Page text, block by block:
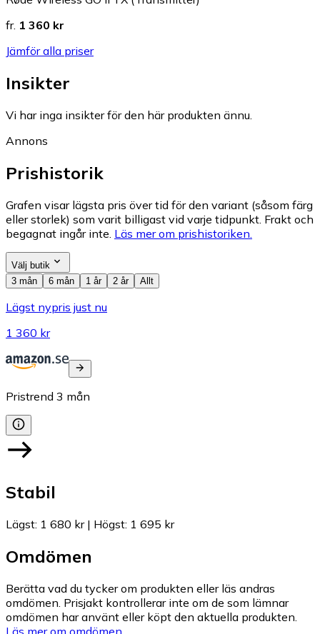
fr. 1 360 kr
Jämför alla priser
Insikter
Vi har inga insikter för den här produkten ännu.
Annons
Prishistorik
Grafen visar lägsta pris över tid för den variant (såsom färg
eller storlek) som varit billigast vid varje tidpunkt. Frakt och
begagnat ingår inte. Läs mer om prishistoriken.
Välj butik
3 mån
6 mån 1 år 2 år Allt
Lägst nypris just nu
1 360 kr
Pristrend 3 mån
Stabil
Lägst: 1 680 kr| Högst: 1 695 kr
Omdömen
Berätta vad du tycker om produkten eller läs andras
omdömen. Prisjakt kontrollerar inte om de som lämnar
omdömen har använt eller köpt den aktuella produkten.
Läs mer om omdömen.